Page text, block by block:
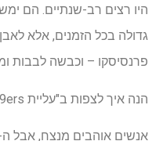
היו רצים רב-שנתיים. הם
גדולה בכל הזמנים, אלא
פרנסיסקו – וכבשה לבבות
הנה איך לצפות ב"עליית 49ers"